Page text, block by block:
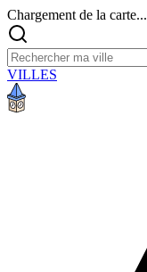
Chargement de la carte...
VILLES